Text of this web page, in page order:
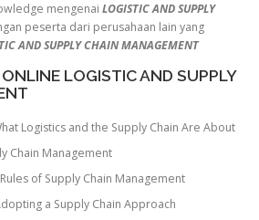
mengenai LOGISTIC AND SUPPLY
peserta dari perusahaan lain yang
AND SUPPLY CHAIN MANAGEMENT
LOGISTIC AND SUPPLY
Logistics and the Supply Chain Are About
Chain Management
of Supply Chain Management
a Supply Chain Approach